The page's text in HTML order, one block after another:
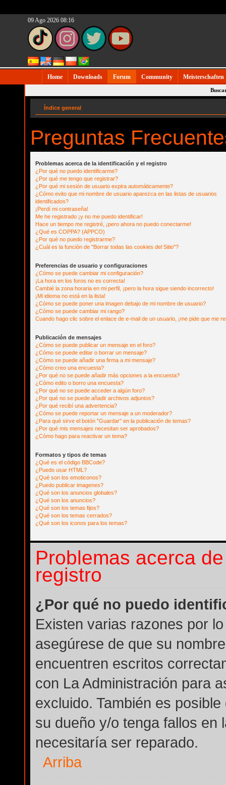
09 Ago 2026 08:16
Home Downloads Forum Community Meisterschaften
Índice general
Preguntas
Problemas acerca de la identificación y el registro
¿Por qué no puedo identificarme?
¿Por qué me tengo que registrar?
¿Por qué mi sesión de usuario expira automáticamente?
¿Cómo evito que mi nombre de usuario aparezca en las listas de usuarios
identificados?
¡Perdí mi contraseña!
Me he registrado ¡y no me puedo identificar!
Hace un tiempo me registré, ¡pero ahora no puedo conectarme!
¿Qué es COPPA? (APPCO)
¿Por qué no puedo registrarme?
¿Cuál es la función de "Borrar todas las cookies del Sitio"?
Preferencias de usuario y configuraciones
¿Cómo se puede cambiar mi configuración?
¡La hora en los foros no es correcta!
Cambié la zona horaria en mi perfil, ¡pero la hora sigue siendo incorrecto!
¡Mi idioma no está en la lista!
¿Cómo se puede poner una imagen debajo de mi nombre de usuario?
¿Cómo se puede cambiar mi rango?
Cuando hago clic sobre el enlace de e-mail de un usuario, ¡me pide que me
Publicación de mensajes
¿Cómo se puede publicar un mensaje en el foro?
¿Cómo se puede editar o borrar un mensaje?
¿Cómo se puede añadir una firma a mi mensaje?
¿Cómo creo una encuesta?
¿Por qué no se puede añadir más opciones a la encuesta?
¿Cómo edito o borro una encuesta?
¿Por qué no se puede acceder a algún foro?
¿Por qué no se puede añadir archivos adjuntos?
¿Por qué recibí una advertencia?
¿Cómo se puede reportar un mensaje a un moderador?
¿Para qué sirve el botón "Guardar" en la publicación de temas?
¿Por qué mis mensajes necesitan ser aprobados?
¿Cómo hago para reactivar un tema?
Formatos y tipos de temas
¿Qué es el código BBCode?
¿Puedo usar HTML?
¿Qué son los emoticonos?
¿Puedo publicar imagenes?
¿Qué son los anuncios globales?
¿Qué son los anuncios?
¿Qué son los temas fijos?
¿Qué son los temas cerrados?
¿Qué son los iconos para los temas?
Problemas acerca
registro
¿Por qué no puedo
Existen varias razones por
asegúrese de que su
encuentren escritos
con La Administración para
excluido. También es
su dueño y/o tenga fallos en
necesitaría ser reparado.
Arriba